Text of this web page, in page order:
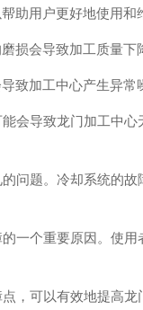
助用户更好地使用和
会导致加工质量下
加工中心产生异常
导致龙门加工中心
题。冷却系统的故
个重要原因。使用
可以有效地提高龙